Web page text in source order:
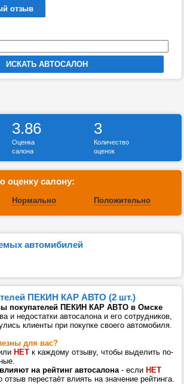
отзыв
3.86
Оценка
салона
3
Количество
оценок
оценку салону:
Нормально Положительно
автомибилей
ПЕКИН КАР АВТО (2 шт.)
покупателей ПЕКИН КАР АВТО в Омске
и недостатки автосалона и его сотрудников,
клиенты при покупке своего автомобиля.
для вас?
НЕТ к каждому отзыву, чтобы выделить по-
на рейтинг автосалона- если НЕТ
отзыв перестаёт влиять на значение рейтинга.